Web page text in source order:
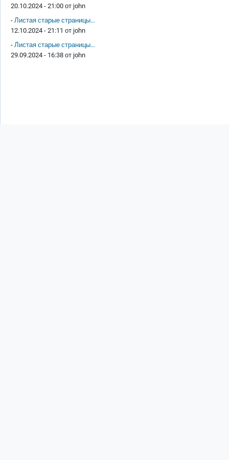
20.10.2024 - 21:00 от john
- Листая старые страницы...
12.10.2024 - 21:11 от john
- Листая старые страницы...
29.09.2024 - 16:38 от john